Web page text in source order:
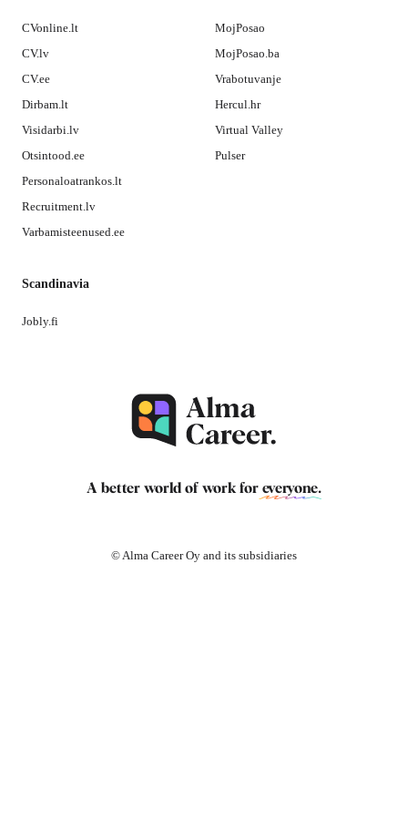
CVonline.lt
CV.lv
CV.ee
Dirbam.lt
Visidarbi.lv
Otsintood.ee
Personaloatrankos.lt
Recruitment.lv
Varbamisteenused.ee
MojPosao
MojPosao.ba
Vrabotuvanje
Hercul.hr
Virtual Valley
Pulser
Scandinavia
Jobly.fi
A better world of work for everyone.
© Alma Career Oy and its subsidiaries